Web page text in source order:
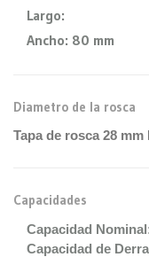
Largo:
Ancho: 80 mm
Diametro de la rosca
Tapa de rosca 28 mm
Capacidades
Capacidad
Capacidad de